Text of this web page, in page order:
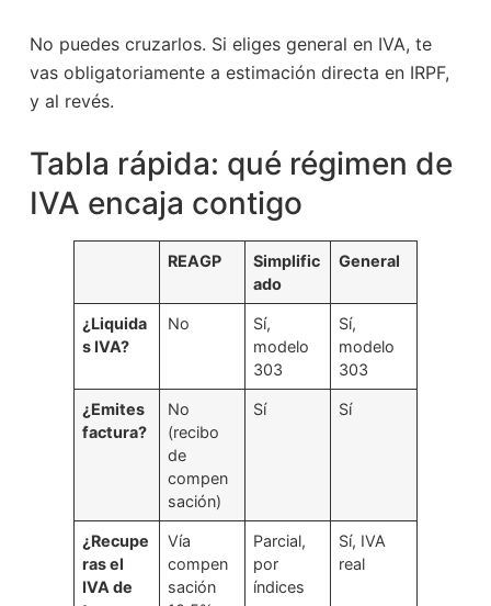
No puedes cruzarlos. Si eliges general en IVA, te
vas obligatoriamente a estimación directa en IRPF,
y al revés.
Tabla rápida: qué régimen de
IVA encaja contigo
REAGP
Simplific
ado
General
¿Liquida
s IVA?
No
Sí,
modelo
303
Sí,
modelo
303
¿Emites
factura?
No
(recibo
de
compen
sación)
Sí Sí
¿Recupe
ras el
IVA de
Vía
compen
sación
Parcial,
por
índices
Sí, IVA
real